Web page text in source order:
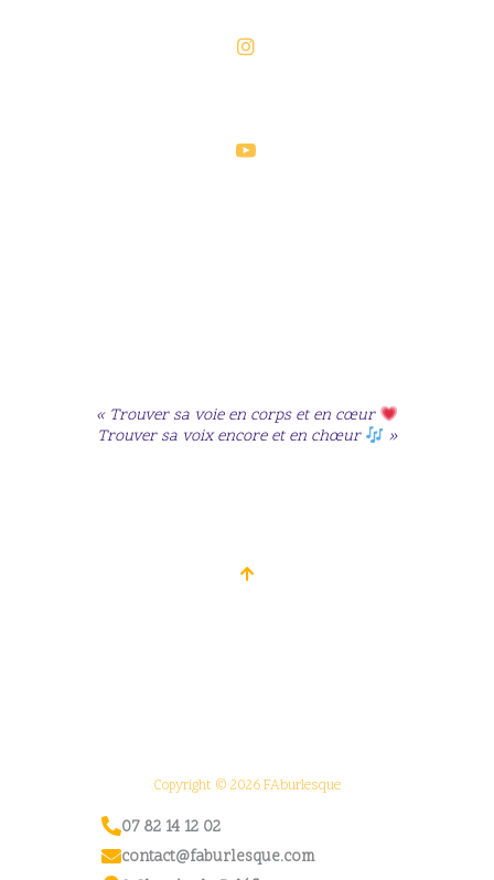
« Trouver sa voie en corps et en cœur
Trouver sa voix encore et en chœur
»
Copyright © 2026 FAburlesque
07 82 14 12 02
contact@faburlesque.com